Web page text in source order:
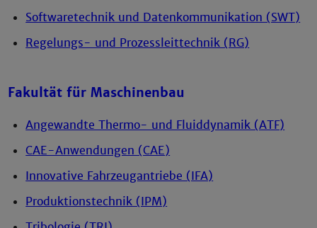
Softwaretechnik und Datenkommunikation (SWT)
Regelungs- und Prozessleittechnik (RG)
Fakultät für Maschinenbau
Angewandte Thermo- und Fluiddynamik (ATF)
CAE-Anwendungen (CAE)
Innovative Fahrzeugantriebe (IFA)
Produktionstechnik (IPM)